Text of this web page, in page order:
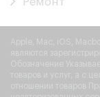
Apple, Mac, iOS,
являются
Обозначение
товаров и услуг, а с
отношении товаров